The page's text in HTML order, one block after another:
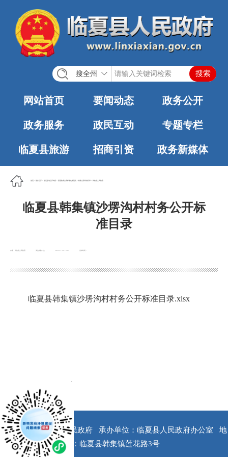
搜全州
网站首页 要闻动态 政务公开
政务服务 政民互动 专题专栏
临夏县旅游 招商引资 政务新媒体
首页 政务公开 法定主动公开内容 基层政务公开标准化规范化 村务公开标准目录 韩集镇人民政府
临夏县韩集镇沙塄沟村村务公开标
准目录
来源：韩集镇人民政府 浏览次数： 发布时间：
2022-11-14 14:17
临夏县韩集镇沙塄沟村村务公开标准目录.xlsx
版权所有：临夏县人民政府 承办单位：临夏县人民政府办公室
地
址：临夏县韩集镇莲花路3号
x